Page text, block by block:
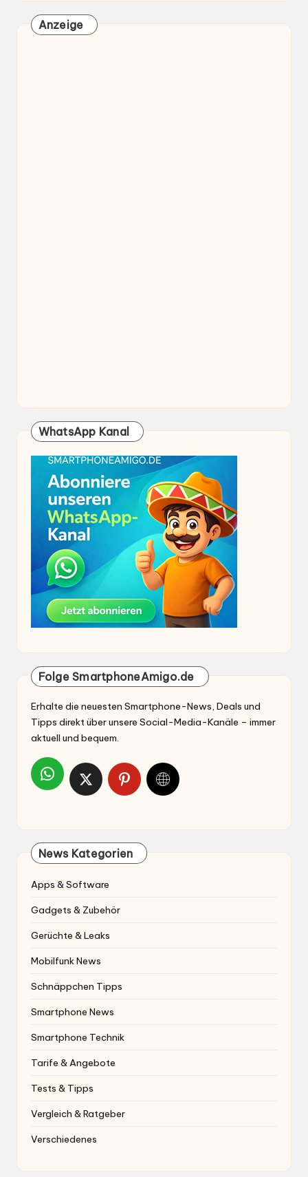
Anzeige
WhatsApp Kanal
Folge SmartphoneAmigo.de
Erhalte die neuesten Smartphone-News, Deals und
Tipps direkt über unsere Social-Media-Kanäle – immer
aktuell und bequem.
News Kategorien
Apps & Software
Gadgets & Zubehör
Gerüchte & Leaks
Mobilfunk News
Schnäppchen Tipps
Smartphone News
Smartphone Technik
Tarife & Angebote
Tests & Tipps
Vergleich & Ratgeber
Verschiedenes